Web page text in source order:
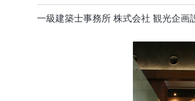
一級建築士事務所 株式会社 観光企画